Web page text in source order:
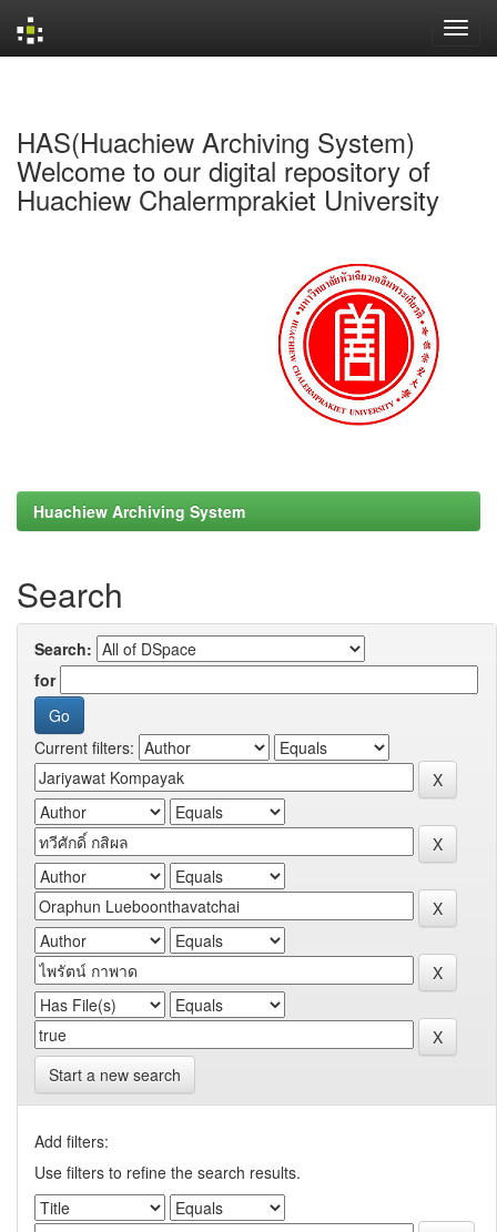
HAS(Huachiew Archiving System)
Welcome to our digital repository of
Huachiew Chalermprakiet University
Huachiew Archiving System
Search
Search:
for
Current filters:
Start a new search
Add filters:
Use filters to refine the search results.